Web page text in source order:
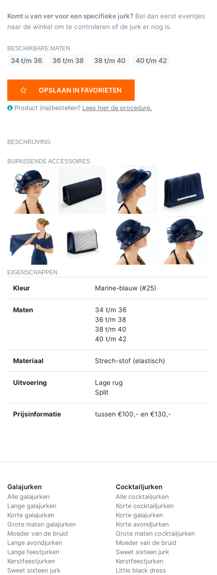
Komt u van ver voor een specifieke jurk? Bel dan eerst eventjes
naar de winkel om te controleren of de jurk er nog is.
BESCHIKBARE MATEN
34 t/m 36 36 t/m 38 38 t/m 40 40 t/m 42
OPSLAAN IN FAVORIETEN
Product (na)bestellen? Lees hier de procedure.
BESCHRIJVING
BIJPASSENDE ACCESSOIRES
EIGENSCHAPPEN
Kleur Marine-blauw (#25)
Maten
34 t/m 36
36 t/m 38
38 t/m 40
40 t/m 42
Materiaal Strech-stof (elastisch)
Uitvoering
Lage rug
Split
Prijsinformatie tussen €100,- en €130,-
Galajurken
Alle galajurken
Lange galajurken
Korte galajurken
Grote maten galajurken
Moeder van de bruid
Lange avondjurken
Lange feestjurken
Kerstfeestjurken
Sweet sixteen jurk
Cocktailjurken
Alle cocktailjurken
Korte cocktailjurken
Korte galajurken
Korte avondjurken
Grote maten cocktailjurken
Moeder van de bruid
Sweet sixteen jurk
Kerstfeestjurken
Little black dress